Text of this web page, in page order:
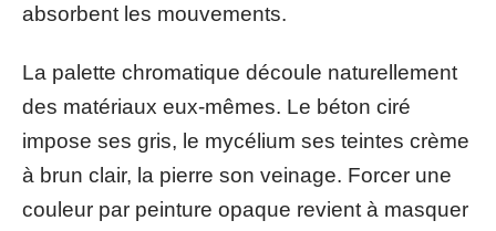
absorbent les mouvements.
La palette chromatique découle naturellement
des matériaux eux-mêmes. Le béton ciré
impose ses gris, le mycélium ses teintes crème
à brun clair, la pierre son veinage. Forcer une
couleur par peinture opaque revient à masquer